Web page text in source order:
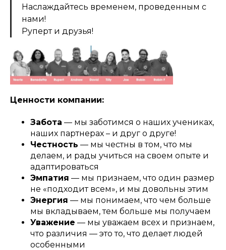
Наслаждайтесь временем, проведенным с
нами!
Руперт и друзья!
Ценности компании:
Забота — мы заботимся о наших учениках,
наших партнерах – и друг о друге!
Честность — мы честны в том, что мы
делаем, и рады учиться на своем опыте и
адаптироваться
Эмпатия — мы признаем, что один размер
не «подходит всем», и мы довольны этим
Энергия — мы понимаем, что чем больше
мы вкладываем, тем больше мы получаем
Уважение — мы уважаем всех и признаем,
что различия — это то, что делает людей
особенными